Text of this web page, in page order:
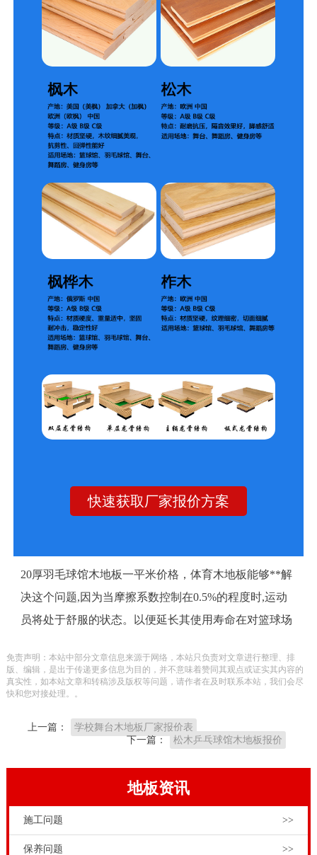
快速获取厂家报价方案
20厚羽毛球馆木地板一平米价格，体育木地板能够**解
决这个问题,因为当摩擦系数控制在0.5%的程度时,运动
员将处于舒服的状态。以便延长其使用寿命在对篮球场
运动地板面板使用的都是实木板材做佳的滑行动作，停
止或是加速.。
馆木地板，头脑都傻啦。有些运动木地板小作坊的产
道，真正专业的体育馆木地板，其生产成本是很高的。
人工成本等多个方面，就是再压缩成本，也有不能减少
的部分。所以遇见比家装木地板还便宜的运动木地板，
免责声明：本站中部分文章信息来源于网络，本站只负责对文章进行整理、排
版、编辑，是出于传递更多信息为目的，并不意味着赞同其观点或证实其内容的
真实性，如本站文章和转稿涉及版权等问题，请作者在及时联系本站，我们会尽
快和您对接处理。。
上一篇：
学校舞台木地板厂家报价表
下一篇：
松木乒乓球馆木地板报价
地板资讯
施工问题 >>
保养问题 >>